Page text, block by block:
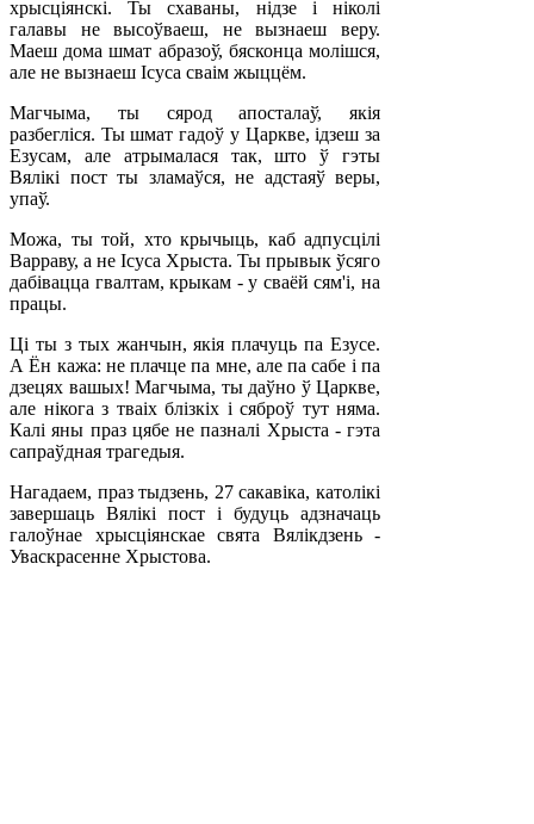
хрысціянскі. Ты схаваны, нідзе і ніколі
галавы не высоўваеш, не вызнаеш веру.
Маеш дома шмат абразоў, бясконца молішся,
але не вызнаеш Ісуса сваім жыццём.
Магчыма, ты сярод апосталаў, якія
разбегліся. Ты шмат гадоў у Царкве, ідзеш за
Езусам, але атрымалася так, што ў гэты
Вялікі пост ты зламаўся, не адстаяў веры,
упаў.
Можа, ты той, хто крычыць, каб адпусцілі
Варраву, а не Ісуса Хрыста. Ты прывык ўсяго
дабівацца гвалтам, крыкам - у сваёй сям'і, на
працы.
Ці ты з тых жанчын, якія плачуць па Езусе.
А Ён кажа: не плачце па мне, але па сабе і па
дзецях вашых! Магчыма, ты даўно ў Царкве,
але нікога з тваіх блізкіх і сяброў тут няма.
Калі яны праз цябе не пазналі Хрыста - гэта
сапраўдная трагедыя.
Нагадаем, праз тыдзень, 27 сакавіка, католікі
завершаць Вялікі пост і будуць адзначаць
галоўнае хрысціянскае свята Вялікдзень -
Уваскрасенне Хрыстова.